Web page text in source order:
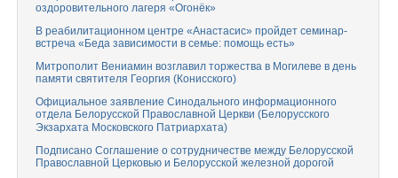
оздоровительного лагеря «Огонёк»
В реабилитационном центре «Анастасис» пройдет семинар-
встреча «Беда зависимости в семье: помощь есть»
Митрополит Вениамин возглавил торжества в Могилеве в день
памяти святителя Георгия (Конисского)
Официальное заявление Синодального информационного
отдела Белорусской Православной Церкви (Белорусского
Экзархата Московского Патриархата)
Подписано Соглашение о сотрудничестве между Белорусской
Православной Церковью и Белорусской железной дорогой